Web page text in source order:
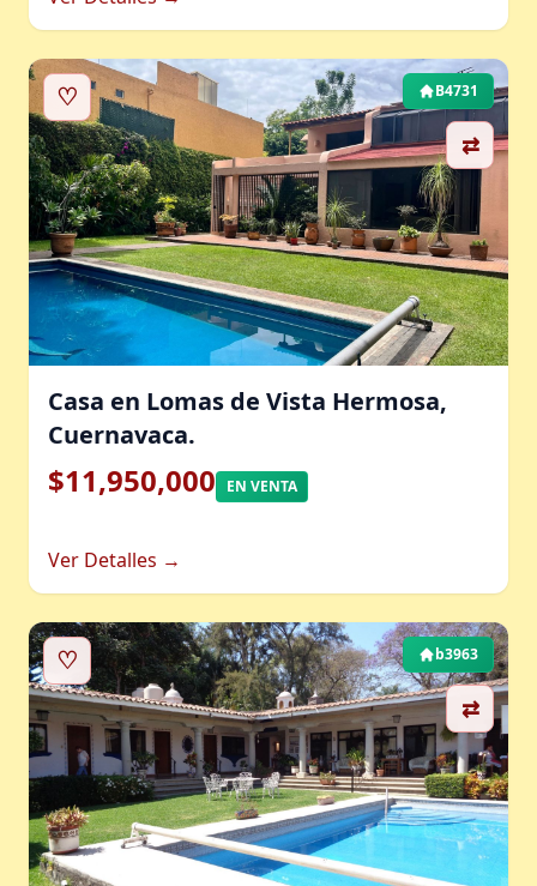
♡
⇄
B4731
Casa en Lomas de Vista Hermosa,
Cuernavaca.
$11,950,000 EN VENTA
Ver Detalles →
♡
⇄
b3963